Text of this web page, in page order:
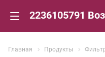
Главная Продукты